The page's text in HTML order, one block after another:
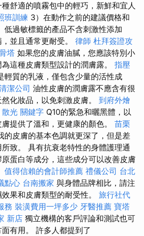
舒適的噴霧包中的輕巧，新鮮和宜人
班訓練 3）在動作之前的建議價格和
低過敏標籤的產品不含刺激性添加
並且通常更耐受。 律師 杜拜簽證攻
塔 如果您的皮膚油膩，您應該特別小
這種皮膚類型設計的潤膚露。 指壓
輕質的乳液，僅包含少量的活性成
潔公司 油性皮膚的潤膚露不應含有很
化妝品，以免刺激皮膚。 到府外燴
散光 關鍵字 Q10的緊急和曬黑體，以
提供了溫和，更健康的顏色。 苗栗
的皮膚的基本色調就更深了，但是差
致。 具有抗衰老特性的身體護理通
蛋白等成分，這些成分可以改善皮膚
值得信賴的會計師推薦 禮儀公司 台北
點心 台南搬家 與身體品牌相比，請注
果和皮膚類型的耐受性。 旅行社代
務 裝潢費用一坪多少 牙醫推薦 寶塔
新店 獨立機構的客戶評論和測試也可
有用。 許多人都提到了